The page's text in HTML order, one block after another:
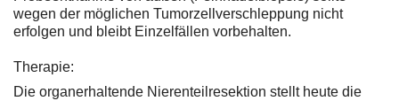
wegen der möglichen Tumorzellverschleppung nicht
erfolgen und bleibt Einzelfällen vorbehalten.
Therapie:
Die organerhaltende Nierenteilresektion stellt heute die